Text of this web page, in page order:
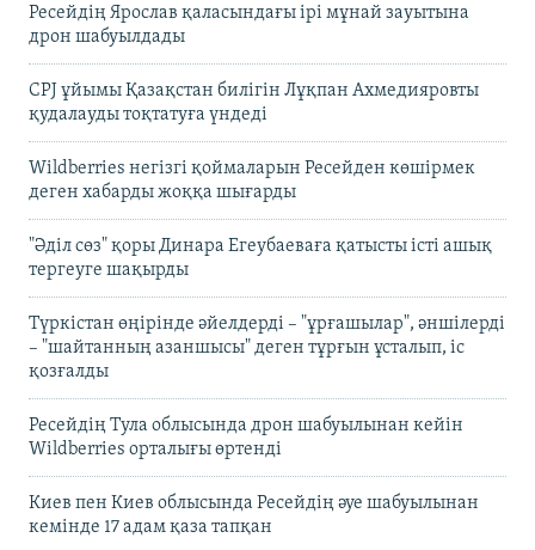
Ресейдің Ярослав қаласындағы ірі мұнай зауытына
дрон шабуылдады
CPJ ұйымы Қазақстан билігін Лұқпан Ахмедияровты
қудалауды тоқтатуға үндеді
Wildberries негізгі қоймаларын Ресейден көшірмек
деген хабарды жоққа шығарды
"Әділ сөз" қоры Динара Егеубаеваға қатысты істі ашық
тергеуге шақырды
Түркістан өңірінде әйелдерді – "ұрғашылар", әншілерді
– "шайтанның азаншысы" деген тұрғын ұсталып, іс
қозғалды
Ресейдің Тула облысында дрон шабуылынан кейін
Wildberries орталығы өртенді
Киев пен Киев облысында Ресейдің әуе шабуылынан
кемінде 17 адам қаза тапқан